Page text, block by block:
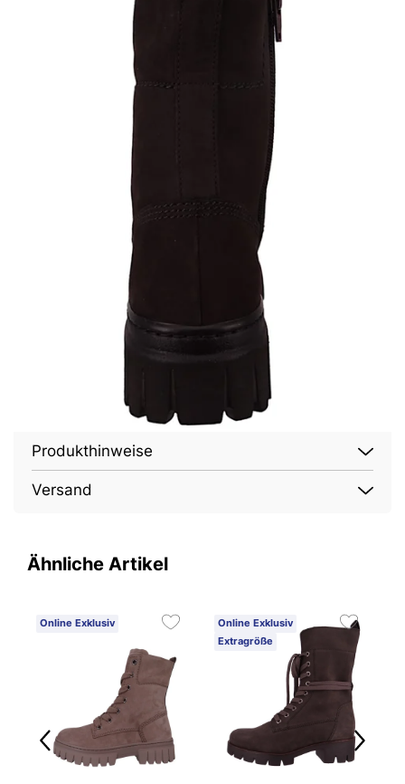
Produkthinweise
Versand
Ähnliche Artikel
Online Exklusiv
Online Exklusiv
Extragröße